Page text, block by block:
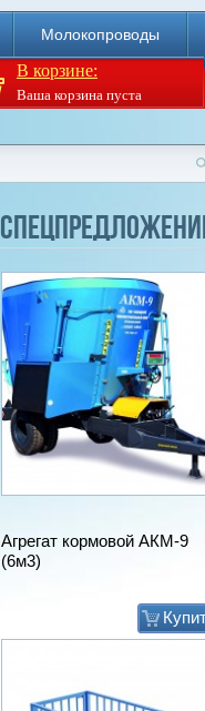
Молокопроводы
В корзине:
Ваша корзина пуста
Агрегат кормовой АКМ-9
(6м3)